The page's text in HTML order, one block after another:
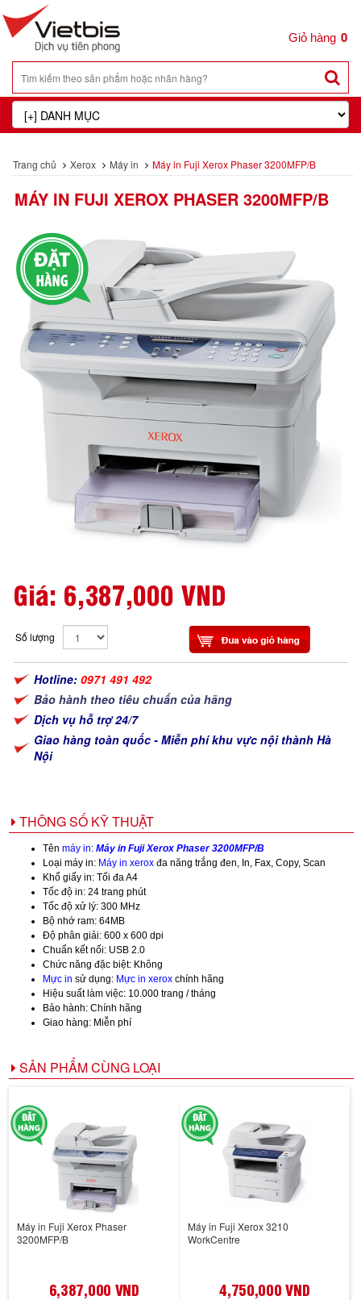
0
Trang chủ Xerox Máy in Máy in Fuji Xerox Phaser 3200MFP/B
MÁY IN FUJI XEROX PHASER 3200MFP/B
Giá: 6,387,000 VND
Số lượng
Hotline: 0971 491 492
Bảo hành theo tiêu chuẩn của hãng
Dịch vụ hỗ trợ 24/7
Giao hàng toàn quốc - Miễn phí khu vực nội thành Hà
Nội
THÔNG SỐ KỸ THUẬT
Tên máy in: Máy in Fuji Xerox Phaser 3200MFP/B
Loại máy in: Máy in xerox đa năng trắng đen, In, Fax, Copy, Scan
Khổ giấy in: Tối đa A4
Tốc độ in: 24 trang phút
Tốc độ xử lý: 300 MHz
Bộ nhớ ram: 64MB
Độ phân giải: 600 x 600 dpi
Chuẩn kết nối: USB 2.0
Chức năng đặc biệt: Không
Mực in sử dụng: Mực in xerox chính hãng
Hiệu suất làm việc: 10.000 trang / tháng
Bảo hành: Chính hãng
Giao hàng: Miễn phí
SẢN PHẨM CÙNG LOẠI
Máy in Fuji Xerox Phaser
3200MFP/B
6,387,000 VND
Máy in Fuji Xerox 3210
WorkCentre
4,750,000 VND